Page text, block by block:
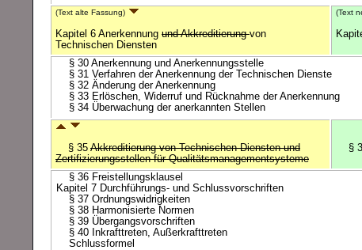
(Text alte Fassung)
Kapitel 6 Anerkennung und Akkreditierungvon
Technischen Diensten
(Text
§ 30 Anerkennung und Anerkennungsstelle
§ 31 Verfahren der Anerkennung der Technischen Dienste
§ 32 Änderung der Anerkennung
§ 33 Erlöschen, Widerruf und Rücknahme der Anerkennung
§ 34 Überwachung der anerkannten Stellen
§ 35 Akkreditierung von Technischen Diensten und
Zertifizierungsstellen für Qualitätsmanagementsysteme
§
§ 36 Freistellungsklausel
Kapitel 7 Durchführungs- und Schlussvorschriften
§ 37 Ordnungswidrigkeiten
§ 38 Harmonisierte Normen
§ 39 Übergangsvorschriften
§ 40 Inkrafttreten, Außerkrafttreten
Schlussformel